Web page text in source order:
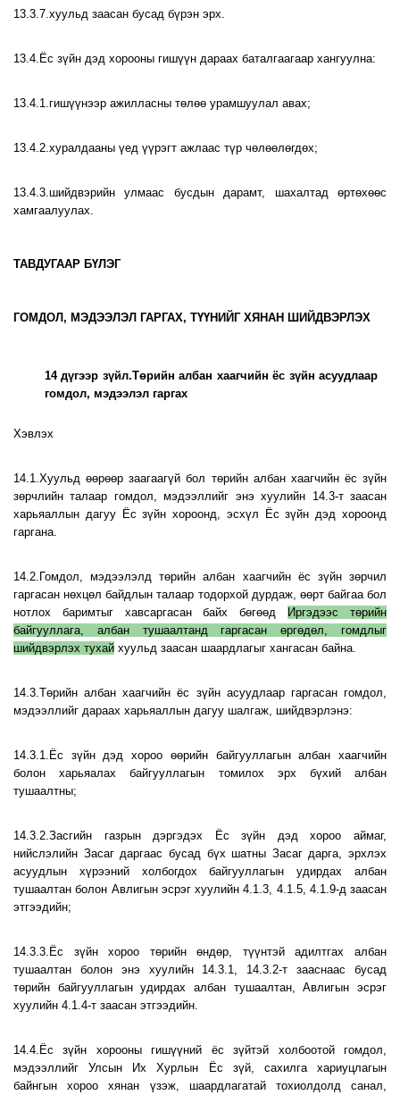
13.3.7.хуульд заасан бусад бүрэн эрх.
13.4.Ёс зүйн дэд хорооны гишүүн дараах баталгаагаар хангуулна:
13.4.1.гишүүнээр ажилласны төлөө урамшуулал авах;
13.4.2.хуралдааны үед үүрэгт ажлаас түр чөлөөлөгдөх;
13.4.3.шийдвэрийн улмаас бусдын дарамт, шахалтад өртөхөөс
хамгаалуулах.
ТАВДУГААР БҮЛЭГ
ГОМДОЛ, МЭДЭЭЛЭЛ ГАРГАХ, ТҮҮНИЙГ ХЯНАН ШИЙДВЭРЛЭХ
14 дүгээр зүйл.Төрийн албан хаагчийн ёс зүйн асуудлаар
гомдол, мэдээлэл гаргах
Хэвлэх
14.1.Хуульд өөрөөр заагаагүй бол төрийн албан хаагчийн ёс зүйн
зөрчлийн талаар гомдол, мэдээллийг энэ хуулийн 14.3-т заасан
харьяаллын дагуу Ёс зүйн хороонд, эсхүл Ёс зүйн дэд хороонд
гаргана.
14.2.Гомдол, мэдээлэлд төрийн албан хаагчийн ёс зүйн зөрчил
гаргасан нөхцөл байдлын талаар тодорхой дурдаж, өөрт байгаа бол
нотлох баримтыг хавсаргасан байх бөгөөд
Иргэдээс төрийн
байгууллага, албан тушаалтанд гаргасан өргөдөл, гомдлыг
шийдвэрлэх тухай хуульд заасан шаардлагыг хангасан байна.
14.3.Төрийн албан хаагчийн ёс зүйн асуудлаар гаргасан гомдол,
мэдээллийг дараах харьяаллын дагуу шалгаж, шийдвэрлэнэ:
14.3.1.Ёс зүйн дэд хороо өөрийн байгууллагын албан хаагчийн
болон харьяалах байгууллагын томилох эрх бүхий албан
тушаалтны;
14.3.2.Засгийн газрын дэргэдэх Ёс зүйн дэд хороо аймаг,
нийслэлийн Засаг даргаас бусад бүх шатны Засаг дарга, эрхлэх
асуудлын хүрээний холбогдох байгууллагын удирдах албан
тушаалтан болон Авлигын эсрэг хуулийн 4.1.3, 4.1.5, 4.1.9-д заасан
этгээдийн;
14.3.3.Ёс зүйн хороо төрийн өндөр, түүнтэй адилтгах албан
тушаалтан болон энэ хуулийн 14.3.1, 14.3.2-т зааснаас бусад
төрийн байгууллагын удирдах албан тушаалтан, Авлигын эсрэг
хуулийн 4.1.4-т заасан этгээдийн.
14.4.Ёс зүйн хорооны гишүүний ёс зүйтэй холбоотой гомдол,
мэдээллийг Улсын Их Хурлын Ёс зүй, сахилга хариуцлагын
байнгын хороо хянан үзэж, шаардлагатай тохиолдолд санал,